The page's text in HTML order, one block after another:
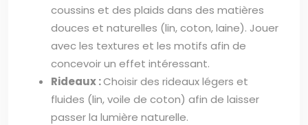
coussins et des plaids dans des matières
douces et naturelles (lin, coton, laine). Jouer
avec les textures et les motifs afin de
concevoir un effet intéressant.
Rideaux :Choisir des rideaux légers et
fluides (lin, voile de coton) afin de laisser
passer la lumière naturelle.